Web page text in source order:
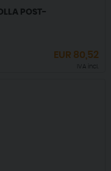
POST-
EUR 80,52
IVA incl.